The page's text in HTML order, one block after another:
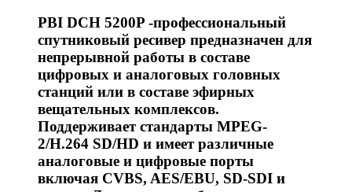
PBI DCH 5200P -профессиональный
спутниковый ресивер предназначен для
непрерывной работы в составе
цифровых и аналоговых головных
станций или в составе эфирных
вещательных комплексов.
Поддерживает стандарты MPEG-
2/H.264 SD/HD и имеет различные
аналоговые и цифровые порты
включая CVBS, AES/EBU, SD-SDI и